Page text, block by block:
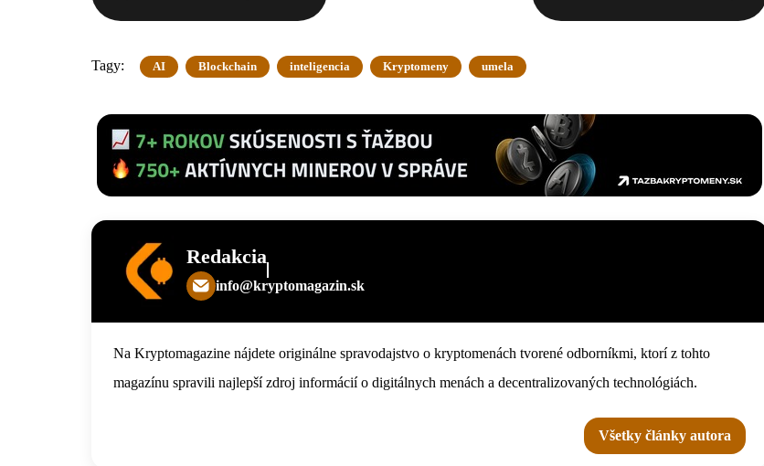
Tagy: AI Blockchain inteligencia Kryptomeny umela
Redakcia
info@kryptomagazin.sk
Na Kryptomagazine nájdete originálne spravodajstvo o kryptomenách tvorené odborníkmi, ktorí z tohto
magazínu spravili najlepší zdroj informácií o digitálnych menách a decentralizovaných technológiách.
Všetky články autora